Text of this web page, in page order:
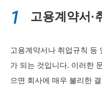
1 고용계약서·
고용계약서나 취업규칙 등
가 되는 것입니다. 이러한
으면 회사에 매우 불리한